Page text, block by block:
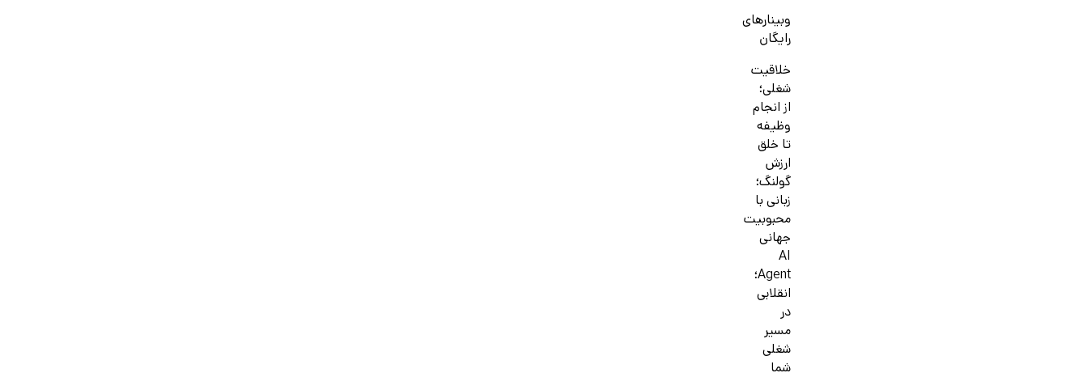
وبینارهای
رایگان
خلاقیت
شغلی؛
از انجام
وظیفه
تا خلق
ارزش
گولنگ؛
زبانی با
محبوبیت
جهانی
AI
Agent؛
انقلابی
در
مسیر
شغلی